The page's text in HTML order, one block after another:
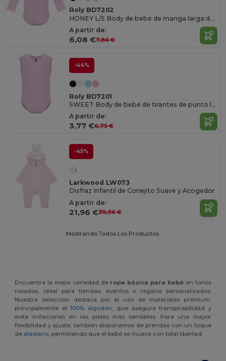
Roly BD7202
HONEY L/S Body de bebé de manga larga de punto liso
A partir de:
6,08 €7,86 €
-44%
Roly BD7201
SWEET Body de bebé de tirantes de punto liso
A partir de:
3,77 €6,75 €
-45%
Larkwood LW073
Disfraz Infantil de Conejito Suave y Acogedor
A partir de:
21,96 €39,96 €
Mostrando Todos Los Productos.
Encuentra la mejor variedad de ropa básica para bebé en tonos
rosados, ideal para tiendas, eventos o regalos personalizados.
Nuestra selección destaca por el uso de materiales premium,
principalmente el100% algodón, que asegura transpirabilidad y
evita irritaciones en las pieles más sensibles. Para una mayor
flexibilidad y ajuste, también disponemos de prendas con un toque
de elastano, permitiendo que el bebé se mueva con total libertad.